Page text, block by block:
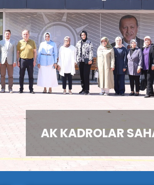
AK KADROLAR